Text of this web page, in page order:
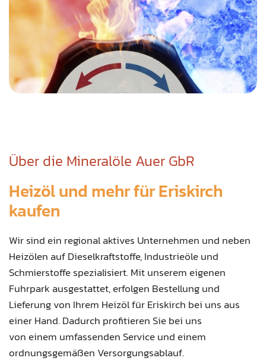
Über die Mineralöle Auer GbR
Heizöl und mehr für Eriskirch
kaufen
Wir sind ein regional aktives Unternehmen und neben
Heizölen auf Dieselkraftstoffe, Industrieöle und
Schmierstoffe spezialisiert. Mit unserem eigenen
Fuhrpark ausgestattet, erfolgen Bestellung und
Lieferung von Ihrem Heizöl für Eriskirch bei uns aus
einer Hand. Dadurch profitieren Sie bei uns
von einem umfassenden Service und einem
ordnungsgemäßen Versorgungsablauf.